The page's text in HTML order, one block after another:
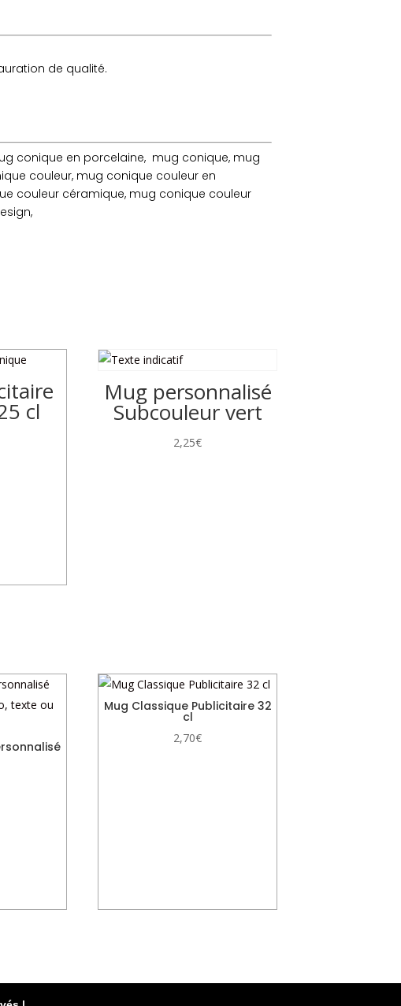
de qualité.
conique en porcelaine, mug conique, mug
couleur, mug conique couleur en
couleur céramique, mug conique couleur
cl
Mug personnalisé
Subcouleur vert
2,25€
Mug Classique Publicitaire 32
cl
2,70€